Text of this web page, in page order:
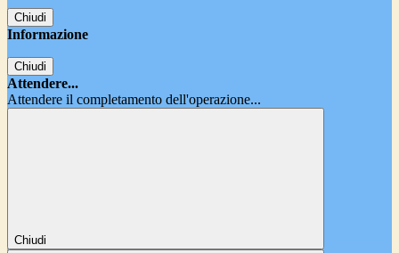
Chiudi
Informazione
Chiudi
Attendere...
Attendere il completamento dell'operazione...
Chiudi